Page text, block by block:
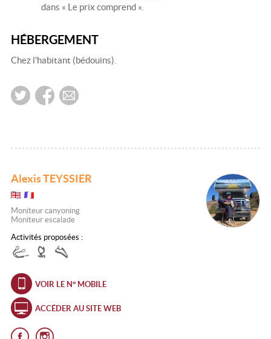
dans « Le prix comprend ».
HÉBERGEMENT
Chez l'habitant (bédouins).
Alexis TEYSSIER
Moniteur canyoning
Moniteur escalade
Activités proposées :
VOIR LE N° MOBILE
ACCÉDER AU SITE WEB